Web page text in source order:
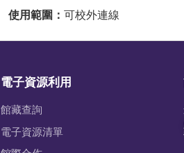
使用範圍 ： 可校外連線
電子資源利用
館藏查詢
電子資源清單